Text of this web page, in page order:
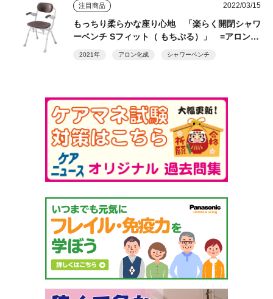
注目商品 2022/03/15
もっちり柔らかな座り心地 「楽らく開閉シャワ
ーベンチ Sフィット（ もちぷる）」 =アロン化
2021年 アロン化成 シャワーベンチ